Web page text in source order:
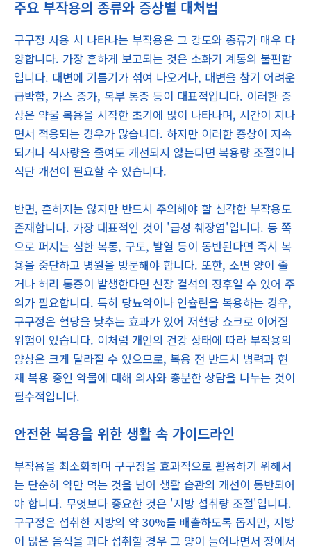
주요 부작용의 종류와 증상별 대처법
구구정 사용 시 나타나는 부작용은 그 강도와 종류가 매우 다
양합니다. 가장 흔하게 보고되는 것은 소화기 계통의 불편함
입니다. 대변에 기름기가 섞여 나오거나, 대변을 참기 어려운
급박함, 가스 증가, 복부 통증 등이 대표적입니다. 이러한 증
상은 약물 복용을 시작한 초기에 많이 나타나며, 시간이 지나
면서 적응되는 경우가 많습니다. 하지만 이러한 증상이 지속
되거나 식사량을 줄여도 개선되지 않는다면 복용량 조절이나
식단 개선이 필요할 수 있습니다.
반면, 흔하지는 않지만 반드시 주의해야 할 심각한 부작용도
존재합니다. 가장 대표적인 것이 '급성 췌장염'입니다. 등 쪽
으로 퍼지는 심한 복통, 구토, 발열 등이 동반된다면 즉시 복
용을 중단하고 병원을 방문해야 합니다. 또한, 소변 양이 줄
거나 허리 통증이 발생한다면 신장 결석의 징후일 수 있어 주
의가 필요합니다. 특히 당뇨약이나 인슐린을 복용하는 경우,
구구정은 혈당을 낮추는 효과가 있어 저혈당 쇼크로 이어질
위험이 있습니다. 이처럼 개인의 건강 상태에 따라 부작용의
양상은 크게 달라질 수 있으므로, 복용 전 반드시 병력과 현
재 복용 중인 약물에 대해 의사와 충분한 상담을 나누는 것이
필수적입니다.
안전한 복용을 위한 생활 속 가이드라인
부작용을 최소화하며 구구정을 효과적으로 활용하기 위해서
는 단순히 약만 먹는 것을 넘어 생활 습관의 개선이 동반되어
야 합니다. 무엇보다 중요한 것은 '지방 섭취량 조절'입니다.
구구정은 섭취한 지방의 약 30%를 배출하도록 돕지만, 지방
이 많은 음식을 과다 섭취할 경우 그 양이 늘어나면서 장에서